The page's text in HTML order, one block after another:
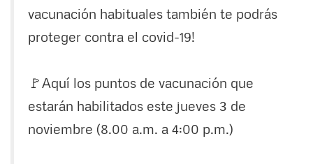
vacunación habituales también te podrás
proteger contra el covid-19!
🚩Aquí los puntos de vacunación que
estarán habilitados este jueves 3 de
noviembre (8.00 a.m. a 4:00 p.m.)